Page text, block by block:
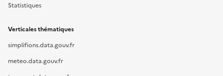
Statistiques
Verticales thématiques
simplifions.data.gouv.fr
meteo.data.gouv.fr